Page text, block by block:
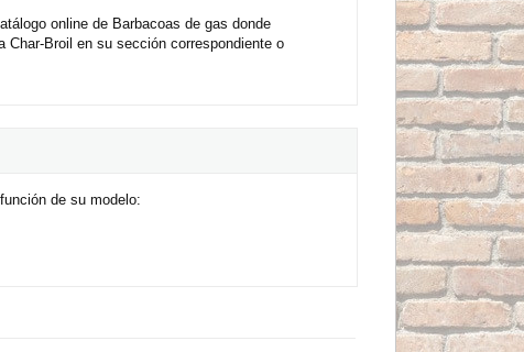
online de Barbacoas de gas donde
Broil en su sección correspondiente o
de su modelo: